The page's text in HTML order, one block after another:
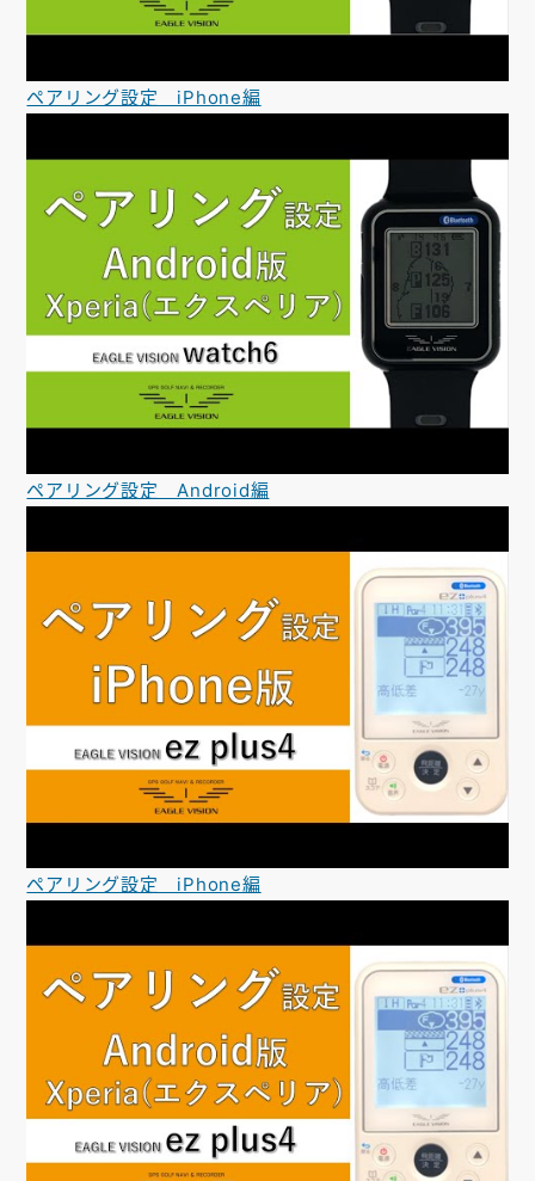
ペアリング設定 iPhone編
ペアリング設定 Android編
ペアリング設定 iPhone編